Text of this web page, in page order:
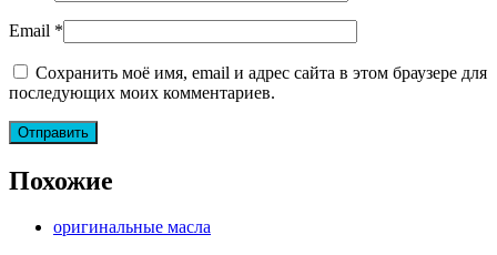
Email *
Сохранить моё имя, email и адрес сайта в этом браузере для
последующих моих комментариев.
Похожие
оригинальные масла